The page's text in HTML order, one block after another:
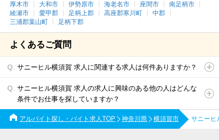
厚木市
大和市 伊勢原市 海老名市 座間市
南足柄市
綾瀬市
愛甲郡 足柄上郡 高座郡寒川町
中郡
三浦郡葉山町
足柄下郡
よくあるご質問
サニーヒル横須賀 求人に関連する求人は何件ありますか？
サニーヒル横須賀 求人の求人に興味のある他の人はどんな
条件でお仕事を探していますか？
アルバイト探し・バイト求人TOP 神奈川県 横須賀市 サニーヒ